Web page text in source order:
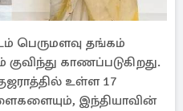
பெருமளவு தங்கம்
காணப்படுகிறது.
உள்ள 17
இந்தியாவின்